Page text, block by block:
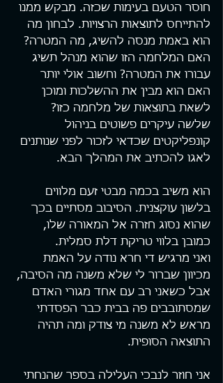
חוסר הטעם בעימות שכזה. מבקש ממנו
להתייחס לתוצאות הרצויות. לבחון מה
הוא באמת מנסה להשיג, מה המטרה?
האם המלחמה הזו שהוא מנהל תשיג
עבורו את המטרה? וחשוב אולי יותר
האם הוא מבין את ההשלכות ומוכן
לשאת בתוצאות של מלחמה כזו?
שלשה עיקרים פשוטים בניהול
קונפליקטים שכדאי לזכור לפני שנותנים
לאגו להכתיב את המהלך הבא.
הוא משיב בכמה מבטי זעם מלווים
בלשון עוקצנית. הסיבוב מסתיים בכך
שהוא נסוג חזרה אל המאורה שלו,
כמובן בלווי טריקת דלת סמלית.
ואני מרגיש די חרא נודה על האמת
מכיוון שברור לי שלא משנה מה הסיבה,
אבל כשאני רב עם אחד מגורי האדם
שמסתובבים פה בבית כבר הפסדתי
מראש לא משנה מי צודק ומה תהיה
התוצאה הסופית.
אני חוזר לנבכי העלילה בספר שהנחתי